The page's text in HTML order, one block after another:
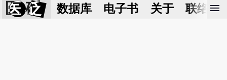
医 砭 数据库 电子书 关于 联络我
menu